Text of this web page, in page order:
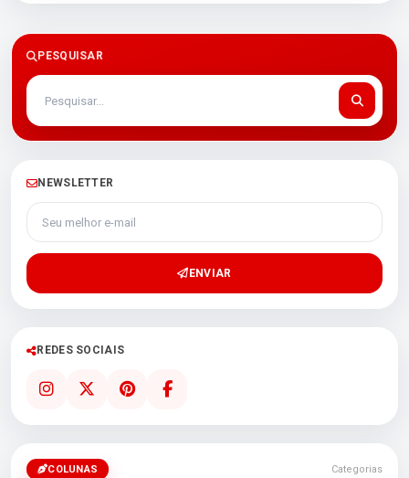
PESQUISAR
NEWSLETTER
Seu melhor e-mail
ENVIAR
REDES SOCIAIS
COLUNAS Categorias